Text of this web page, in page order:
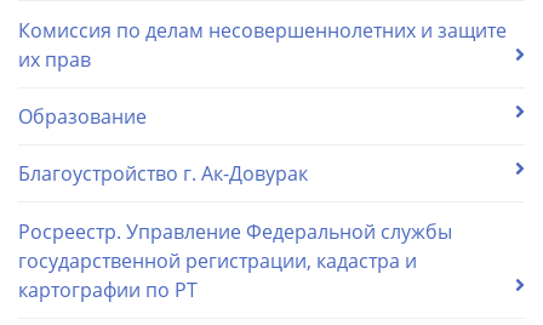
Комиссия по делам несовершеннолетних и защите
их прав
Образование
Благоустройство г. Ак-Довурак
Росреестр. Управление Федеральной службы
государственной регистрации, кадастра и
картографии по РТ